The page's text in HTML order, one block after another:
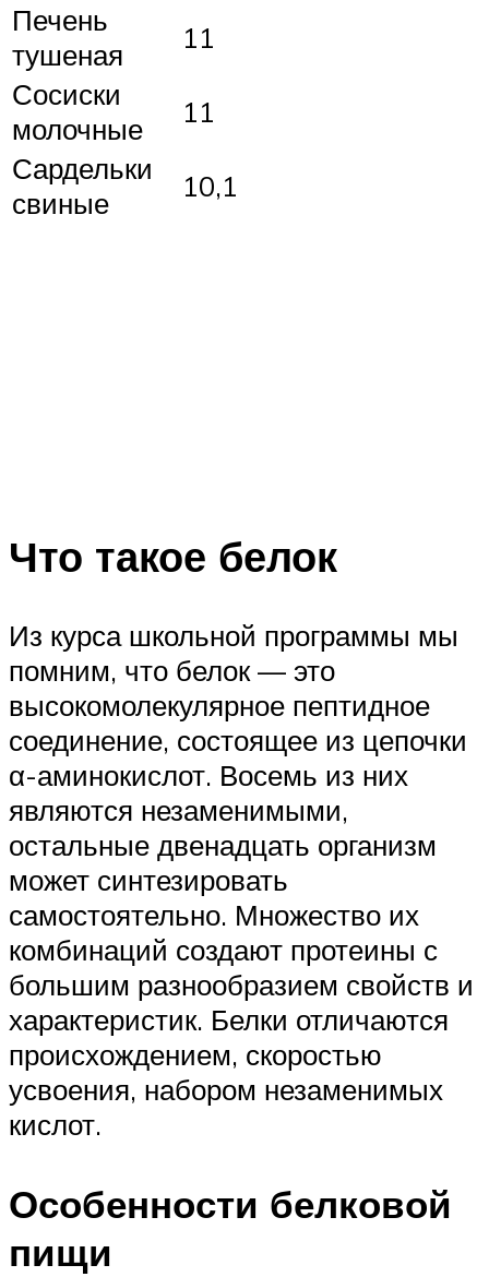
Печень
тушеная
11
Сосиски
молочные
11
Сардельки
свиные
10,1
Что такое белок
Из курса школьной программы мы
помним, что белок — это
высокомолекулярное пептидное
соединение, состоящее из цепочки
α-аминокислот. Восемь из них
являются незаменимыми,
остальные двенадцать организм
может синтезировать
самостоятельно. Множество их
комбинаций создают протеины с
большим разнообразием свойств и
характеристик. Белки отличаются
происхождением, скоростью
усвоения, набором незаменимых
кислот.
Особенности белковой
пищи